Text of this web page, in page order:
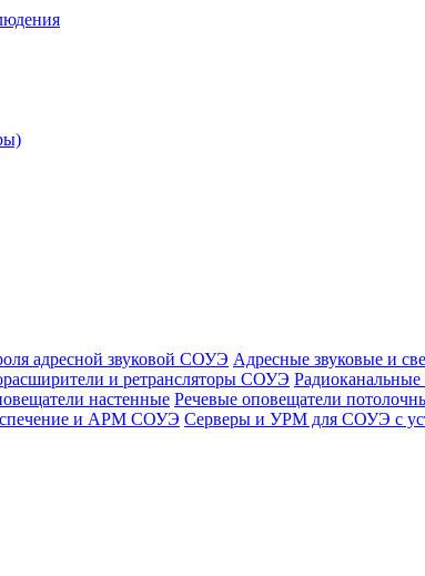
адресной звуковой СОУЭ Адресные звуковые и
и ретрансляторы СОУЭ
настенные Речевые оповещатели
и АРМ СОУЭ Серверы и УРМ для СОУЭ с